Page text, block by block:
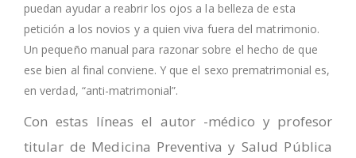
puedan ayudar a reabrir los ojos a la belleza de esta
petición a los novios y a quien viva fuera del matrimonio.
Un pequeño manual para razonar sobre el hecho de que
ese bien al final conviene. Y que el sexo prematrimonial es,
en verdad, “anti-matrimonial”.
Con estas líneas el autor -médico y profesor
titular de Medicina Preventiva y Salud Pública